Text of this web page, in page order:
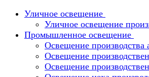
Уличное освещение
Уличное освещение
Промышленное освещение
Освещение производства
Освещение
Освещение